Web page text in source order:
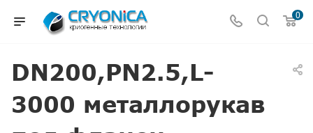
0
DN200,PN2.5,L-
3000 металлорукав